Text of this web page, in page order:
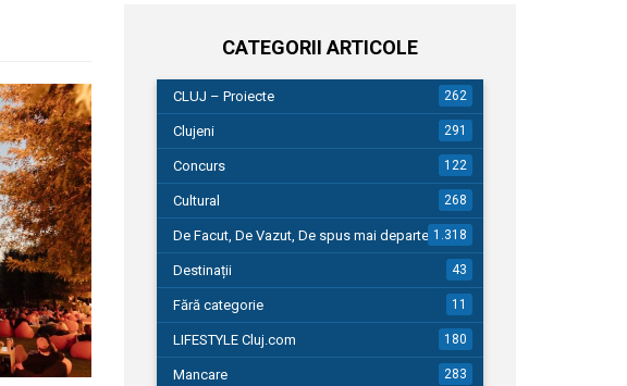
CATEGORII ARTICOLE
CLUJ – Proiecte 262
Clujeni 291
Concurs 122
Cultural 268
De Facut, De Vazut, De spus mai departe…1.318
Destinații 43
Fără categorie 11
LIFESTYLE Cluj.com 180
Mancare 283